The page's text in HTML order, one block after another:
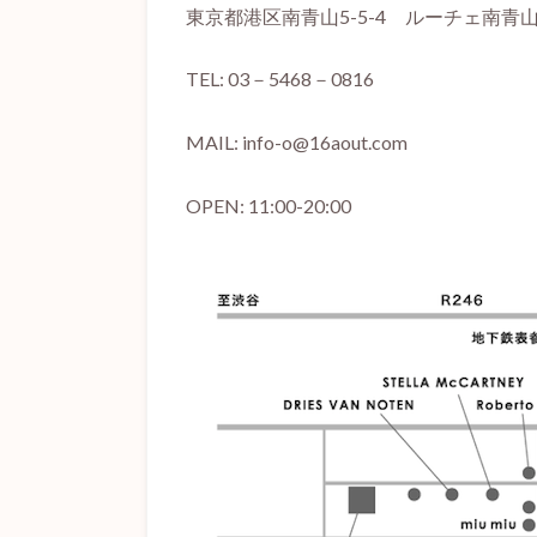
東京都港区南青山5-5-4 ルーチェ南青
TEL: 03－5468－0816
MAIL: info-o@16aout.com
OPEN: 11:00-20:00